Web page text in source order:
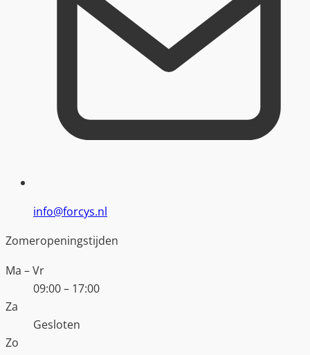
info@forcys.nl
Zomeropeningstijden
Ma – Vr
09:00 – 17:00
Za
Gesloten
Zo